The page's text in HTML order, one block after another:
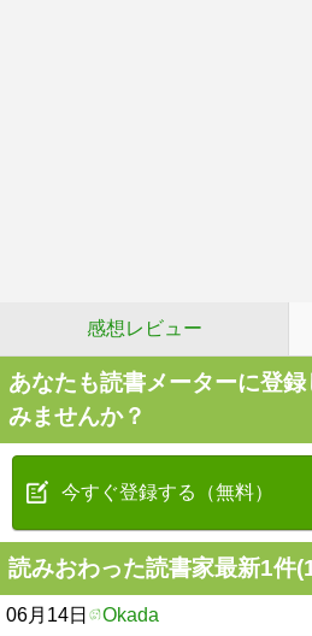
感想レビュー
あなたも読書メーターに登
みませんか？
今すぐ登録する（無料）
読みおわった読書家最新1件
06月14日 Okada